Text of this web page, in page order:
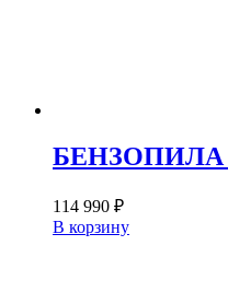
БЕНЗОПИЛА
114 990 ₽
В корзину